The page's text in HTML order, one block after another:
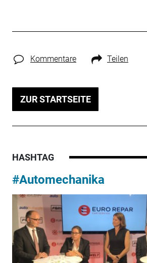
Kommentare Teilen
ZUR STARTSEITE
HASHTAG
#Automechanika